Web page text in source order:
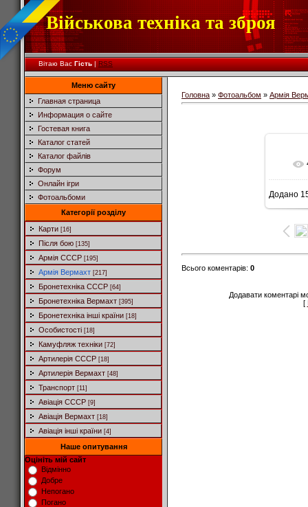
Військова техніка та зброя
Вітаю Вас Гість|RSS
Меню сайту
Главная страница
Информация о сайте
Гостевая книга
Каталог статей
Каталог файлів
Форум
Онлайн ігри
Фотоальбоми
Категорії розділу
Карти [16]
Після бою [135]
Армія СССР [195]
Армія Вермахт [217]
Бронетехніка СССР [64]
Бронетехніка Вермахт [395]
Бронетехніка інші країни [18]
Особистості [18]
Камуфляж техніки [72]
Артилерія СССР [18]
Артилерія Вермахт [48]
Транспорт [11]
Авіація СССР [9]
Авіація Вермахт [18]
Авіація інші країни [4]
Наше опитування
Оцініть мій сайт
Відмінно
Добре
Непогано
Погано
Головна » Фотоальбом » Армія
Додано
Всього коментарів: 0
Додавати коментарі
[